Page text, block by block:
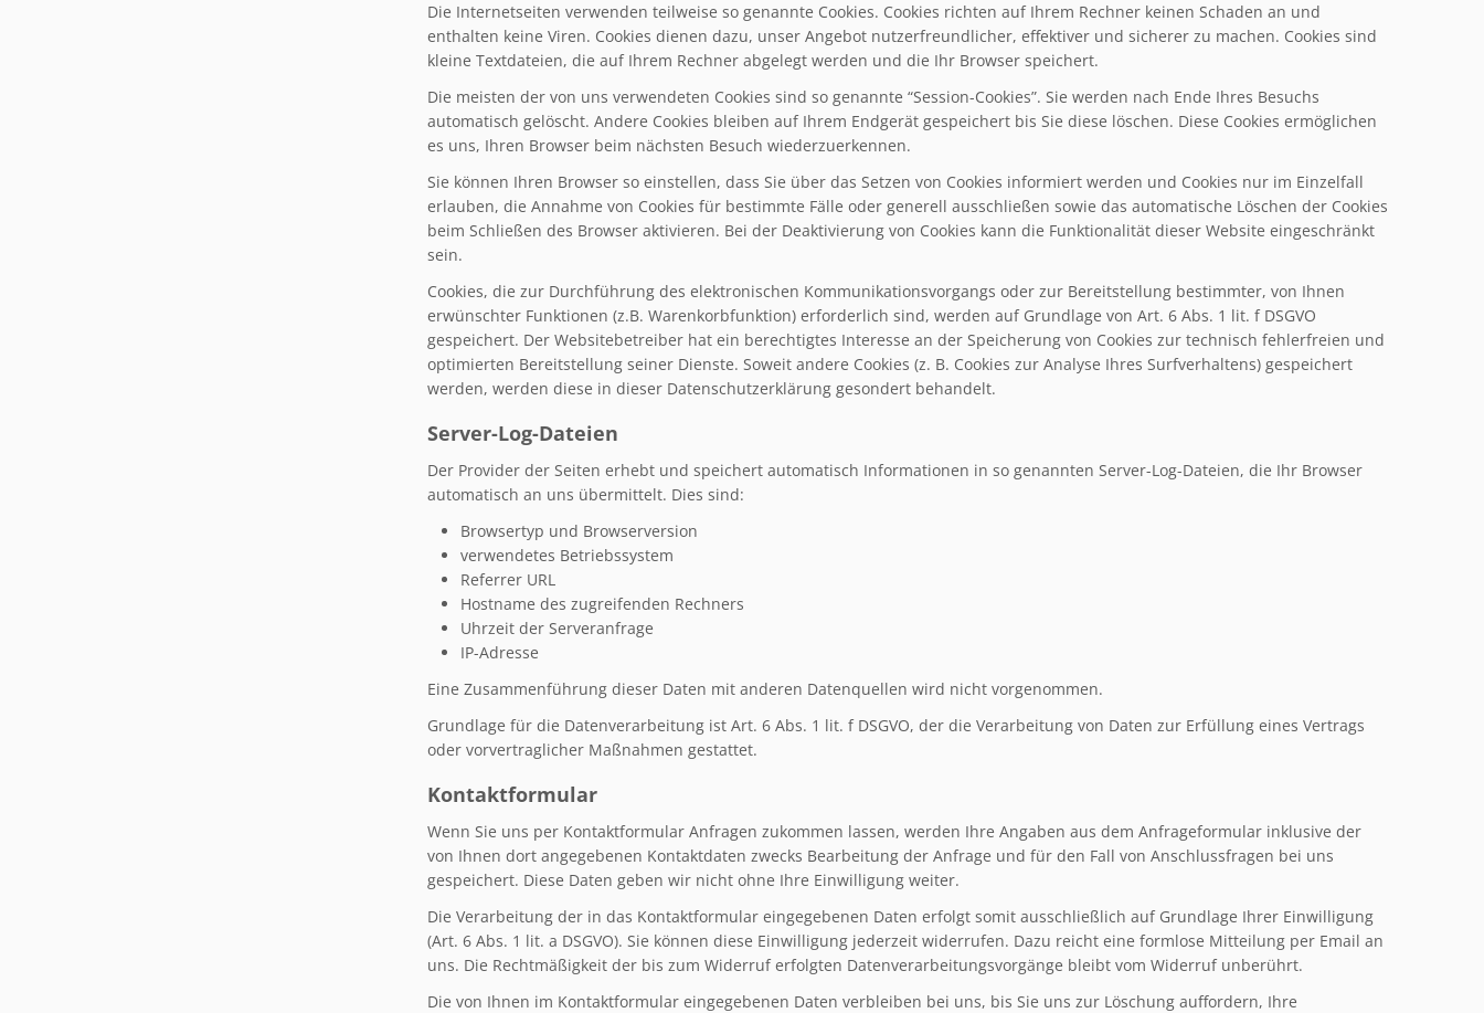
Die Internetseiten verwenden teilweise so genannte Cookies. Cookies richten auf Ihrem Rechner keinen Schaden an und
enthalten keine Viren. Cookies dienen dazu, unser Angebot nutzerfreundlicher, effektiver und sicherer zu machen. Cookies sind
kleine Textdateien, die auf Ihrem Rechner abgelegt werden und die Ihr Browser speichert.
Die meisten der von uns verwendeten Cookies sind so genannte “Session-Cookies”. Sie werden nach Ende Ihres Besuchs
automatisch gelöscht. Andere Cookies bleiben auf Ihrem Endgerät gespeichert bis Sie diese löschen. Diese Cookies ermöglichen
es uns, Ihren Browser beim nächsten Besuch wiederzuerkennen.
Sie können Ihren Browser so einstellen, dass Sie über das Setzen von Cookies informiert werden und Cookies nur im Einzelfall
erlauben, die Annahme von Cookies für bestimmte Fälle oder generell ausschließen sowie das automatische Löschen der Cookies
beim Schließen des Browser aktivieren. Bei der Deaktivierung von Cookies kann die Funktionalität dieser Website eingeschränkt
sein.
Cookies, die zur Durchführung des elektronischen Kommunikationsvorgangs oder zur Bereitstellung bestimmter, von Ihnen
erwünschter Funktionen (z.B. Warenkorbfunktion) erforderlich sind, werden auf Grundlage von Art. 6 Abs. 1 lit. f DSGVO
gespeichert. Der Websitebetreiber hat ein berechtigtes Interesse an der Speicherung von Cookies zur technisch fehlerfreien und
optimierten Bereitstellung seiner Dienste. Soweit andere Cookies (z. B. Cookies zur Analyse Ihres Surfverhaltens) gespeichert
werden, werden diese in dieser Datenschutzerklärung gesondert behandelt.
Server-Log-Dateien
Der Provider der Seiten erhebt und speichert automatisch Informationen in so genannten Server-Log-Dateien, die Ihr Browser
automatisch an uns übermittelt. Dies sind:
Browsertyp und Browserversion
verwendetes Betriebssystem
Referrer URL
Hostname des zugreifenden Rechners
Uhrzeit der Serveranfrage
IP-Adresse
Eine Zusammenführung dieser Daten mit anderen Datenquellen wird nicht vorgenommen.
Grundlage für die Datenverarbeitung ist Art. 6 Abs. 1 lit. f DSGVO, der die Verarbeitung von Daten zur Erfüllung eines Vertrags
oder vorvertraglicher Maßnahmen gestattet.
Kontaktformular
Wenn Sie uns per Kontaktformular Anfragen zukommen lassen, werden Ihre Angaben aus dem Anfrageformular inklusive der
von Ihnen dort angegebenen Kontaktdaten zwecks Bearbeitung der Anfrage und für den Fall von Anschlussfragen bei uns
gespeichert. Diese Daten geben wir nicht ohne Ihre Einwilligung weiter.
Die Verarbeitung der in das Kontaktformular eingegebenen Daten erfolgt somit ausschließlich auf Grundlage Ihrer Einwilligung
(Art. 6 Abs. 1 lit. a DSGVO). Sie können diese Einwilligung jederzeit widerrufen. Dazu reicht eine formlose Mitteilung per Email an
uns. Die Rechtmäßigkeit der bis zum Widerruf erfolgten Datenverarbeitungsvorgänge bleibt vom Widerruf unberührt.
Die von Ihnen im Kontaktformular eingegebenen Daten verbleiben bei uns, bis Sie uns zur Löschung auffordern, Ihre